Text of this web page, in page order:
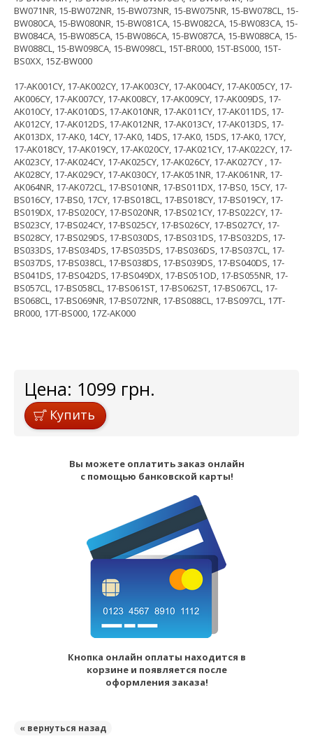
BW071NR, 15-BW072NR, 15-BW073NR, 15-BW075NR, 15-BW078CL, 15-
BW080CA, 15-BW080NR, 15-BW081CA, 15-BW082CA, 15-BW083CA, 15-
BW084CA, 15-BW085CA, 15-BW086CA, 15-BW087CA, 15-BW088CA, 15-
BW088CL, 15-BW098CA, 15-BW098CL, 15T-BR000, 15T-BS000, 15T-
BS0XX, 15Z-BW000
17-AK001CY, 17-AK002CY, 17-AK003CY, 17-AK004CY, 17-AK005CY, 17-
AK006CY, 17-AK007CY, 17-AK008CY, 17-AK009CY, 17-AK009DS, 17-
AK010CY, 17-AK010DS, 17-AK010NR, 17-AK011CY, 17-AK011DS, 17-
AK012CY, 17-AK012DS, 17-AK012NR, 17-AK013CY, 17-AK013DS, 17-
AK013DX, 17-AK0, 14CY, 17-AK0, 14DS, 17-AK0, 15DS, 17-AK0, 17CY,
17-AK018CY, 17-AK019CY, 17-AK020CY, 17-AK021CY, 17-AK022CY, 17-
AK023CY, 17-AK024CY, 17-AK025CY, 17-AK026CY, 17-AK027CY , 17-
AK028CY, 17-AK029CY, 17-AK030CY, 17-AK051NR, 17-AK061NR, 17-
AK064NR, 17-AK072CL, 17-BS010NR, 17-BS011DX, 17-BS0, 15CY, 17-
BS016CY, 17-BS0, 17CY, 17-BS018CL, 17-BS018CY, 17-BS019CY, 17-
BS019DX, 17-BS020CY, 17-BS020NR, 17-BS021CY, 17-BS022CY, 17-
BS023CY, 17-BS024CY, 17-BS025CY, 17-BS026CY, 17-BS027CY, 17-
BS028CY, 17-BS029DS, 17-BS030DS, 17-BS031DS, 17-BS032DS, 17-
BS033DS, 17-BS034DS, 17-BS035DS, 17-BS036DS, 17-BS037CL, 17-
BS037DS, 17-BS038CL, 17-BS038DS, 17-BS039DS, 17-BS040DS, 17-
BS041DS, 17-BS042DS, 17-BS049DX, 17-BS051OD, 17-BS055NR, 17-
BS057CL, 17-BS058CL, 17-BS061ST, 17-BS062ST, 17-BS067CL, 17-
BS068CL, 17-BS069NR, 17-BS072NR, 17-BS088CL, 17-BS097CL, 17T-
BR000, 17T-BS000, 17Z-AK000
Цена: 1099 грн.
Купить
Вы можете оплатить заказ онлайн
с помощью банковской карты!
Кнопка онлайн оплаты находится в
корзине и появляется после
оформления заказа!
« вернуться назад